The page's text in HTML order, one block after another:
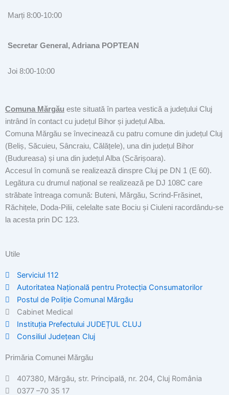
Marți 8:00-10:00
Secretar General, Adriana POPTEAN
Joi 8:00-10:00
Comuna Mărgău este situată în partea vestică a județului Cluj
intrând în contact cu județul Bihor și județul Alba.
Comuna Mărgău se învecinează cu patru comune din județul Cluj
(Beliș, Săcuieu, Sâncraiu, Călățele), una din județul Bihor
(Budureasa) și una din județul Alba (Scărișoara).
Accesul în comună se realizează dinspre Cluj pe DN 1 (E 60).
Legătura cu drumul național se realizează pe DJ 108C care
străbate întreaga comună: Buteni, Mărgău, Scrind-Frăsinet,
Răchițele, Doda-Pilii, celelalte sate Bociu și Ciuleni racordându-se
la acesta prin DC 123.
Utile
Serviciul 112
Autoritatea Națională pentru Protecția Consumatorilor
Postul de Poliţie Comunal Mărgău
Cabinet Medical
Instituția Prefectului JUDEȚUL CLUJ
Consiliul Județean Cluj
Primăria Comunei Mărgău
407380, Mărgău, str. Principală, nr. 204, Cluj România
0377 –70 35 17